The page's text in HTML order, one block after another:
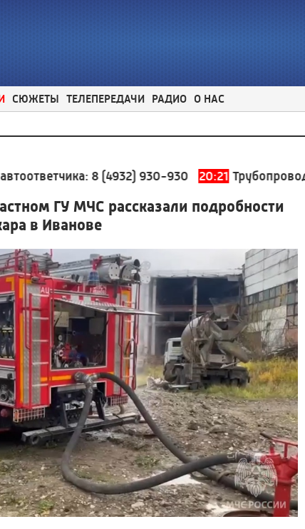
СЮЖЕТЫ ТЕЛЕПЕРЕДАЧИ РАДИО О НАС
8 (4932) 930-930 20:21 Трубопровод
ГУ МЧС рассказали подробности
в Иванове